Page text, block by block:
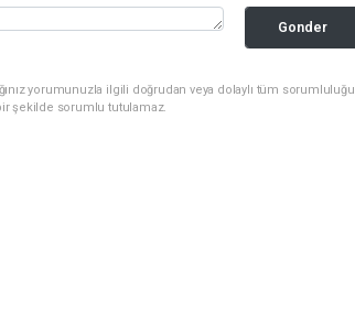
Gonder
yorumunuzla ilgili doğrudan veya dolaylı tüm sorumluluğu
şekilde sorumlu tutulamaz.